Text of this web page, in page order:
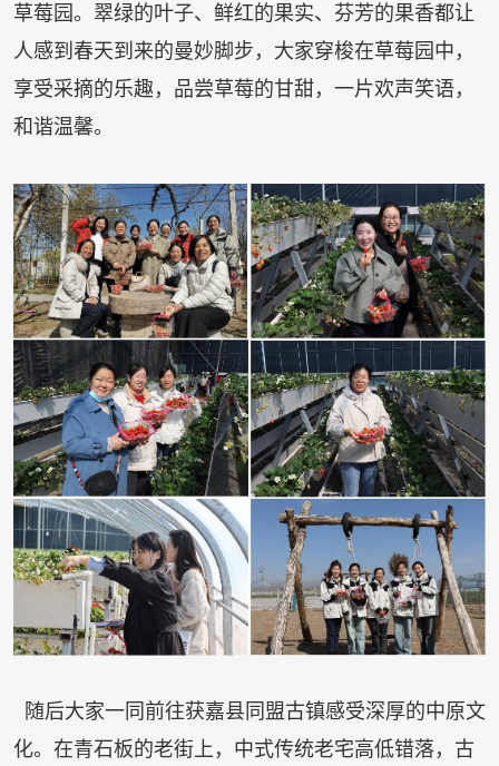
草莓园。翠绿的叶子、鲜红的果实、芬芳的果香都让
人感到春天到来的曼妙脚步，大家穿梭在草莓园中，
享受采摘的乐趣，品尝草莓的甘甜，一片欢声笑语，
和谐温馨。
随后大家一同前往获嘉县同盟古镇感受深厚的中原文
化。在青石板的老街上，中式传统老宅高低错落，古